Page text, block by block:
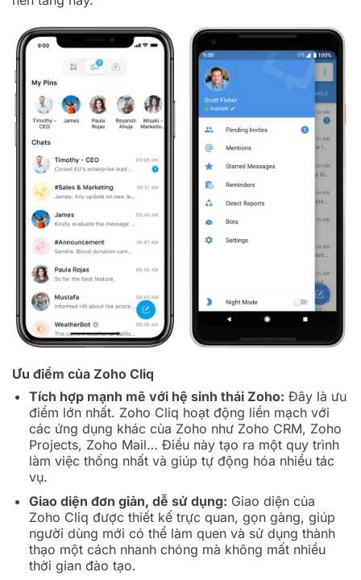
Ưu điểm của Zoho Cliq
Tích hợp mạnh mẽ với hệ sinh thái Zoho: Đây là ưu
điểm lớn nhất. Zoho Cliq hoạt động liền mạch với
các ứng dụng khác của Zoho như Zoho CRM, Zoho
Projects, Zoho Mail… Điều này tạo ra một quy trình
làm việc thống nhất và giúp tự động hóa nhiều tác
vụ.
Giao diện đơn giản, dễ sử dụng: Giao diện của
Zoho Cliq được thiết kế trực quan, gọn gàng, giúp
người dùng mới có thể làm quen và sử dụng thành
thạo một cách nhanh chóng mà không mất nhiều
thời gian đào tạo.